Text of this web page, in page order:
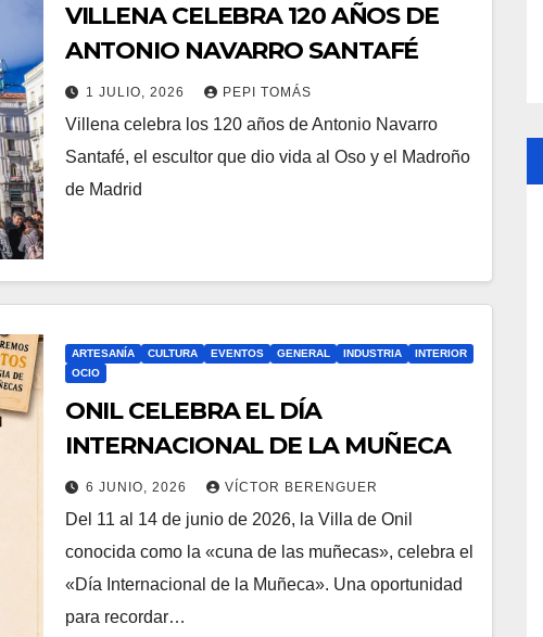
VILLENA CELEBRA 120 AÑOS DE
ANTONIO NAVARRO SANTAFÉ
1 JULIO, 2026 PEPI TOMÁS
Villena celebra los 120 años de Antonio Navarro
Santafé, el escultor que dio vida al Oso y el Madroño
de Madrid
ARTESANÍA CULTURA EVENTOS GENERAL INDUSTRIA
INTERIOR
OCIO
ONIL CELEBRA EL DÍA
INTERNACIONAL DE LA MUÑECA
6 JUNIO, 2026 VÍCTOR BERENGUER
Del 11 al 14 de junio de 2026, la Villa de Onil
conocida como la «cuna de las muñecas», celebra el
«Día Internacional de la Muñeca». Una oportunidad
para recordar…